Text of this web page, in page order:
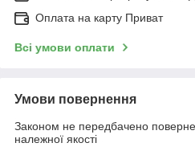
Оплата на карту Приват
Всі умови оплати
Умови повернення
Законом не передбачено
належної якості